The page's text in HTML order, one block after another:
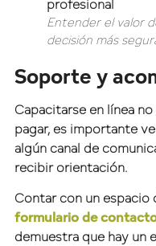
Entender el valor
decisión más
Soporte y
Capacitarse en línea
pagar, es importante
algún canal de
recibir orientación.
Contar con un
formulario de
demuestra que hay un